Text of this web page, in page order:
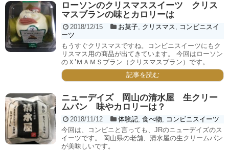
ローソンのクリスマススイーツ クリス
マスブランの味とカロリーは
2018/12/15 お菓子, クリスマス, コンビニスイ
ーツ
もうすぐクリスマスですね。コンビニスイーツにもク
リスマス用の商品が出てきています。 今回はローソン
のＸ’ＭＡＭＳブラン（クリスマスブラン）です。
記事を読む
ニューデイズ 岡山の清水屋 生クリー
ムパン 味やカロリーは？
2018/11/12 体験記, 食べ物, コンビニスイーツ
今回は、コンビニと言っても、JRのニューデイズのス
イーツです。 岡山県の老舗、清水屋の生クリームパン
が美味しいです。